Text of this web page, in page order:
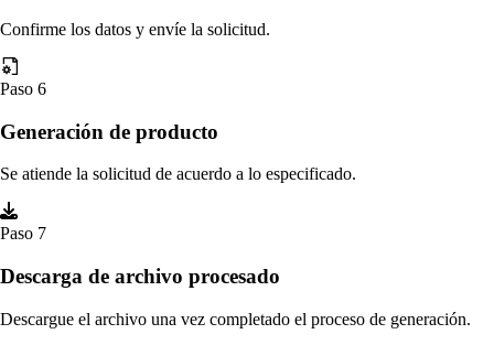
Confirme los datos y envíe la solicitud.
Paso 6
Generación de producto
Se atiende la solicitud de acuerdo a lo especificado.
Paso 7
Descarga de archivo procesado
Descargue el archivo una vez completado el proceso de generación.